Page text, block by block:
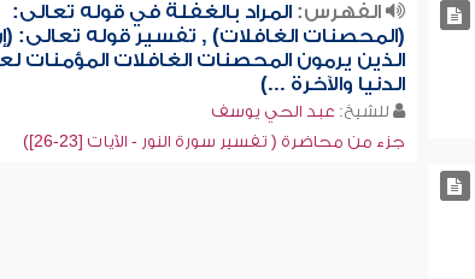
الفهرس: المراد بالغفلة في قوله تعالى:
(المحصنات الغافلات) , تفسير قوله تعالى:
الذين يرمون المحصنات الغافلات المؤمنات
الدنيا والآخرة ...)
للشيخ: عبد الحي يوسف
جزء من محاضرة ( تفسير سورة النور - الآيات [23-26])